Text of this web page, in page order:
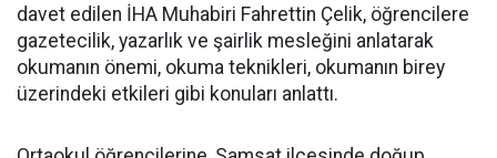
davet edilen İHA Muhabiri Fahrettin Çelik, öğrencilere
gazetecilik, yazarlık ve şairlik mesleğini anlatarak
okumanın önemi, okuma teknikleri, okumanın birey
üzerindeki etkileri gibi konuları anlattı.